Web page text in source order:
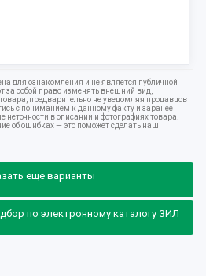
для ознакомления и не является публичной
за собой право изменять внешний вид,
предварительно не уведомляя продавцов
с пониманием к данному факту и заранее
в описании и фотографиях товара.
об ошибках — это поможет сделать наш
еще варианты
по электронному каталогу ЗИЛ